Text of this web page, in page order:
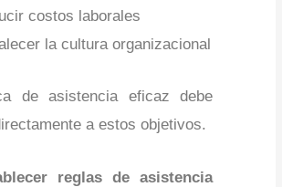
costos laborales
la cultura organizacional
de asistencia eficaz debe
a estos objetivos.
reglas de asistencia